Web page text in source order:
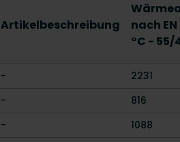
Artikelbeschreibung
nach
°C -
-
2231
-
816
-
1088